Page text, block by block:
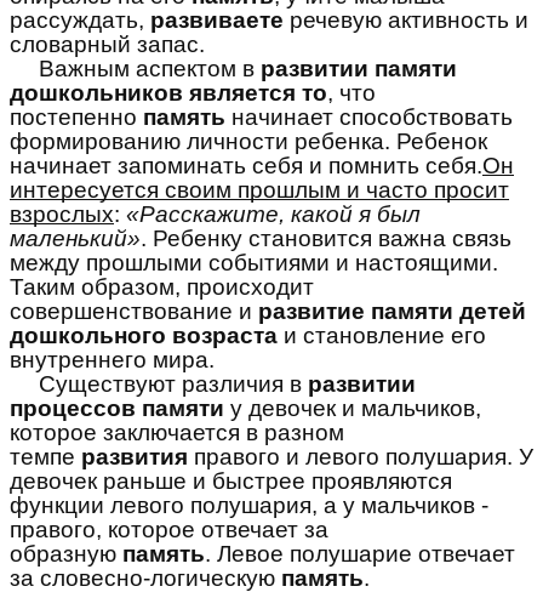
рассуждать, развиваете речевую активность и
словарный запас.
Важным аспектом в развитии памяти
дошкольников является то, что
постепенно память начинает способствовать
формированию личности ребенка. Ребенок
начинает запоминать себя и помнить себя.Он
интересуется своим прошлым и часто просит
взрослых: «Расскажите, какой я был
маленький». Ребенку становится важна связь
между прошлыми событиями и настоящими.
Таким образом, происходит
совершенствование и развитие памяти детей
дошкольного возраста и становление его
внутреннего мира.
Существуют различия в развитии
процессов памяти у девочек и мальчиков,
которое заключается в разном
темпе развития правого и левого полушария. У
девочек раньше и быстрее проявляются
функции левого полушария, а у мальчиков -
правого, которое отвечает за
образную память. Левое полушарие отвечает
за словесно-логическую память.